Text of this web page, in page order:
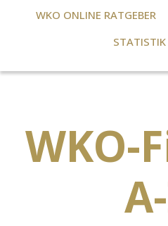
WKO ONLINE RATGEBER
STATISTIK
WKO-